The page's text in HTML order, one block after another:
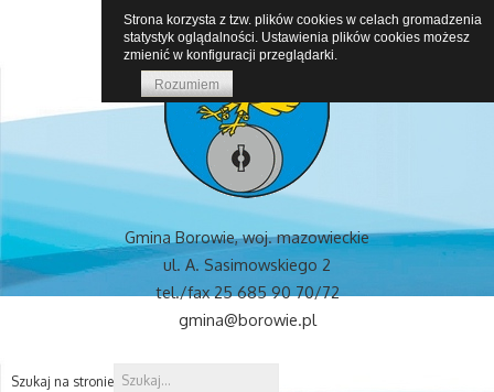
Gmina Borowie, woj. mazowieckie
ul. A. Sasimowskiego 2
tel./fax 25 685 90 70/72
gmina@borowie.pl
Szukaj na stronie
Strona korzysta z tzw. plików cookies w celach gromadzenia
statystyk oglądalności. Ustawienia plików cookies możesz
zmienić w konfiguracji przeglądarki.
Rozumiem